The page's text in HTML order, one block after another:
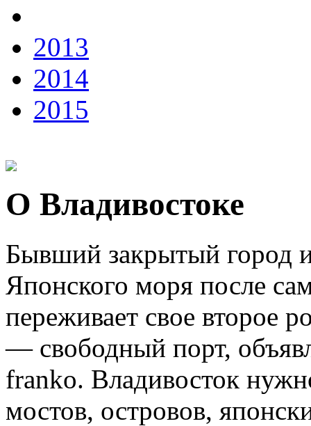
2013
2014
2015
О Владивостоке
Бывший закрытый город
Японского моря после
переживает свое второе
— свободный порт,
franko. Владивосток
мостов, островов,